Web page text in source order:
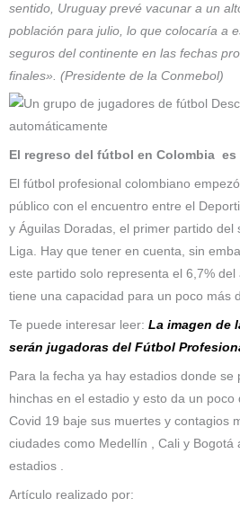
sentido, Uruguay prevé vacunar a un
población para julio, lo que colocaría a
seguros del continente en las fechas
finales». (Presidente de la Conmebol)
El regreso del fútbol en Colombia es
El fútbol profesional colombiano
público con el encuentro entre el
y Águilas Doradas, el primer partido del
Liga. Hay que tener en cuenta, sin
este partido solo representa el 6,7%
tiene una capacidad para un poco más
Te puede interesar leer: La imagen de
serán jugadoras del Fútbol
Para la fecha ya hay estadios donde se
hinchas en el estadio y esto da un poco
Covid 19 baje sus muertes y contagios
ciudades como Medellín , Cali y
estadios .
Artículo realizado por: